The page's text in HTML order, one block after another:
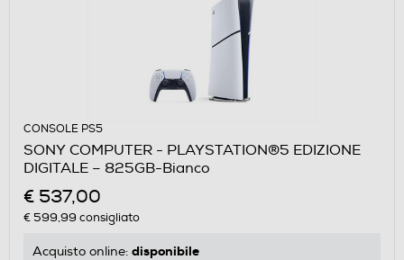
CONSOLE PS5
SONY COMPUTER - PLAYSTATION®5 EDIZIONE
DIGITALE – 825GB-Bianco
€ 537,00
€ 599,99 consigliato
Acquisto online: disponibile